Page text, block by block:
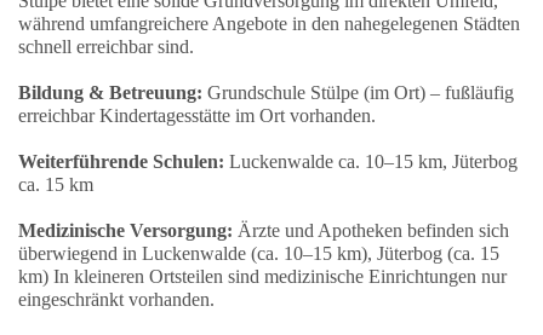
während umfangreichere Angebote in den nahegelegenen Städten
schnell erreichbar sind.
Bildung & Betreuung: Grundschule Stülpe (im Ort) – fußläufig
erreichbar Kindertagesstätte im Ort vorhanden.
Weiterführende Schulen: Luckenwalde ca. 10–15 km, Jüterbog
ca. 15 km
Medizinische Versorgung: Ärzte und Apotheken befinden sich
überwiegend in Luckenwalde (ca. 10–15 km), Jüterbog (ca. 15
km) In kleineren Ortsteilen sind medizinische Einrichtungen nur
eingeschränkt vorhanden.